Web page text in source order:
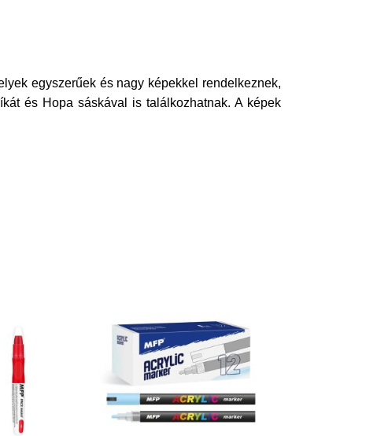
egyszerűek és nagy képekkel rendelkeznek,
és Hopa sáskával is találkozhatnak. A képek